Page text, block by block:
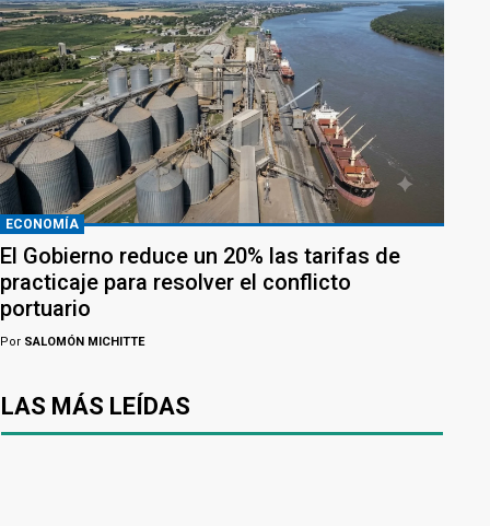
ECONOMÍA
El Gobierno reduce un 20% las tarifas de
practicaje para resolver el conflicto
portuario
Por SALOMÓN MICHITTE
LAS MÁS LEÍDAS